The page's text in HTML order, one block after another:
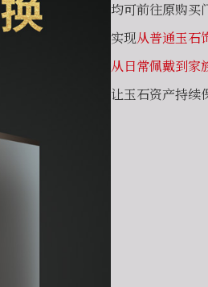
均可前往原购买
实现从普通玉石
从日常佩戴到家
让玉石资产持续